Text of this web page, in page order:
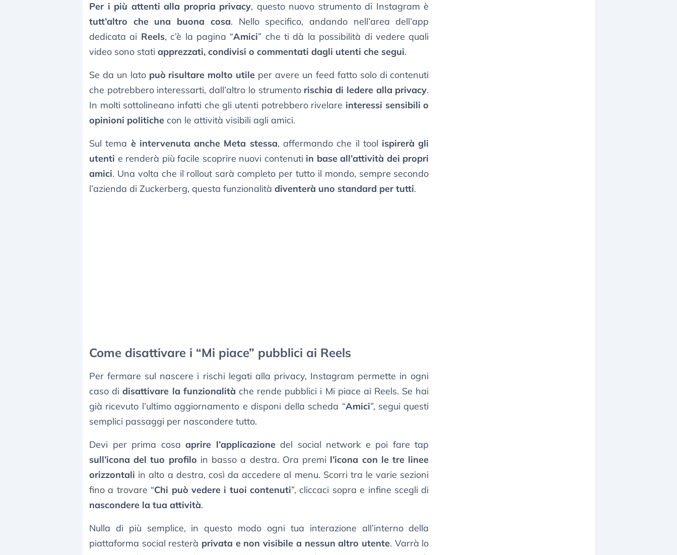
Per i più attenti alla propria privacy, questo nuovo strumento di Instagram è
tutt’altro che una buona cosa. Nello specifico, andando nell’area dell’app
dedicata ai Reels, c’è la pagina “Amici” che ti dà la possibilità di vedere quali
video sono stati apprezzati, condivisi o commentati dagli utenti che segui.
Se da un lato può risultare molto utile per avere un feed fatto solo di contenuti
che potrebbero interessarti, dall’altro lo strumento rischia di ledere alla privacy.
In molti sottolineano infatti che gli utenti potrebbero rivelare interessi sensibili o
opinioni politiche con le attività visibili agli amici.
Sul tema è intervenuta anche Meta stessa, affermando che il tool ispirerà gli
utenti e renderà più facile scoprire nuovi contenuti in base all’attività dei propri
amici. Una volta che il rollout sarà completo per tutto il mondo, sempre secondo
l’azienda di Zuckerberg, questa funzionalità diventerà uno standard per tutti.
Come disattivare i “Mi piace” pubblici ai Reels
Per fermare sul nascere i rischi legati alla privacy, Instagram permette in ogni
caso didisattivare la funzionalità che rende pubblici i Mi piace ai Reels. Se hai
già ricevuto l’ultimo aggiornamento e disponi della scheda “Amici”, segui questi
semplici passaggi per nascondere tutto.
Devi per prima cosaaprire l’applicazionedel social network e poi fare tap
sull’icona del tuo profilo in basso a destra. Ora premi l’icona con le tre linee
orizzontali in alto a destra, così da accedere al menu. Scorri tra le varie sezioni
fino a trovare “Chi può vedere i tuoi contenuti”, cliccaci sopra e infine scegli di
nascondere la tua attività.
Nulla di più semplice, in questo modo ogni tua interazione all’interno della
piattaforma social resterà privata e non visibile a nessun altro utente. Varrà lo